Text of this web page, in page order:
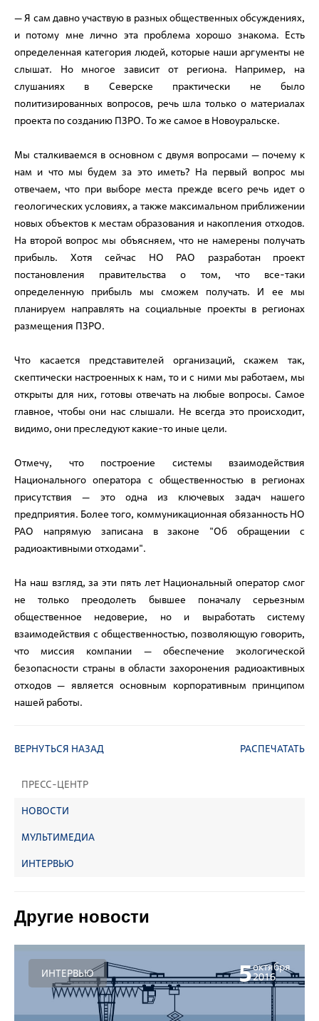
ПРЕСС-ЦЕНТР
НОВОСТИ
МУЛЬТИМЕДИА
ИНТЕРВЬЮ
— Я сам давно участвую в разных общественных обсуждениях,
и потому мне лично эта проблема хорошо знакома. Есть
определенная категория людей, которые наши аргументы не
слышат. Но многое зависит от региона. Например, на
слушаниях в Северске практически не было
политизированных вопросов, речь шла только о материалах
проекта по созданию ПЗРО. То же самое в Новоуральске.
Мы сталкиваемся в основном с двумя вопросами — почему к
нам и что мы будем за это иметь? На первый вопрос мы
отвечаем, что при выборе места прежде всего речь идет о
геологических условиях, а также максимальном приближении
новых объектов к местам образования и накопления отходов.
На второй вопрос мы объясняем, что не намерены получать
прибыль. Хотя сейчас НО РАО разработан проект
постановления правительства о том, что все-таки
определенную прибыль мы сможем получать. И ее мы
планируем направлять на социальные проекты в регионах
размещения ПЗРО.
Что касается представителей организаций, скажем так,
скептически настроенных к нам, то и с ними мы работаем, мы
открыты для них, готовы отвечать на любые вопросы. Самое
главное, чтобы они нас слышали. Не всегда это происходит,
видимо, они преследуют какие-то иные цели.
Отмечу, что построение системы взаимодействия
Национального оператора с общественностью в регионах
присутствия — это одна из ключевых задач нашего
предприятия. Более того, коммуникационная обязанность НО
РАО напрямую записана в законе "Об обращении с
радиоактивными отходами".
На наш взгляд, за эти пять лет Национальный оператор смог
не только преодолеть бывшее поначалу серьезным
общественное недоверие, но и выработать систему
взаимодействия с общественностью, позволяющую говорить,
что миссия компании — обеспечение экологической
безопасности страны в области захоронения радиоактивных
отходов — является основным корпоративным принципом
нашей работы.
ВЕРНУТЬСЯ НАЗАД РАСПЕЧАТАТЬ
Другие новости
ИНТЕРВЬЮ 5октября
2016